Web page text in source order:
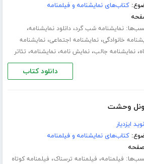
کتاب‌های نمایشنامه و فیلمنامه
نمایشنامه شب گرد،دانلود نمایشنامه،
خانوادگی،نمایشنامه اجتماعی،نمایشنامه
،نمایشنامه جالب،نمایش نامه،نمایشنامه، تئاتر
دانلود کتاب
تونل وحشت
نوید ایزدیار
کتاب‌های نمایشنامه و فیلمنامه
فیلمنامه، فیلمنامه ترسناک، فیلمنامه کوتاه